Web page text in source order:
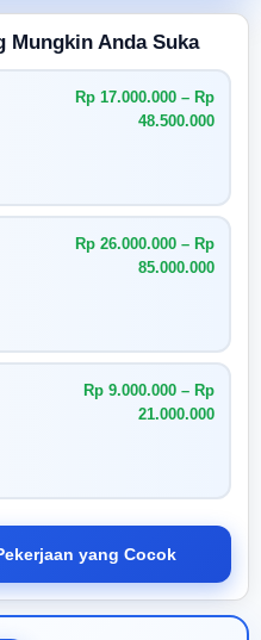
Mungkin Anda Suka
Rp 17.000.000 – Rp
48.500.000
Rp 26.000.000 – Rp
85.000.000
Rp 9.000.000 – Rp
21.000.000
yang Cocok